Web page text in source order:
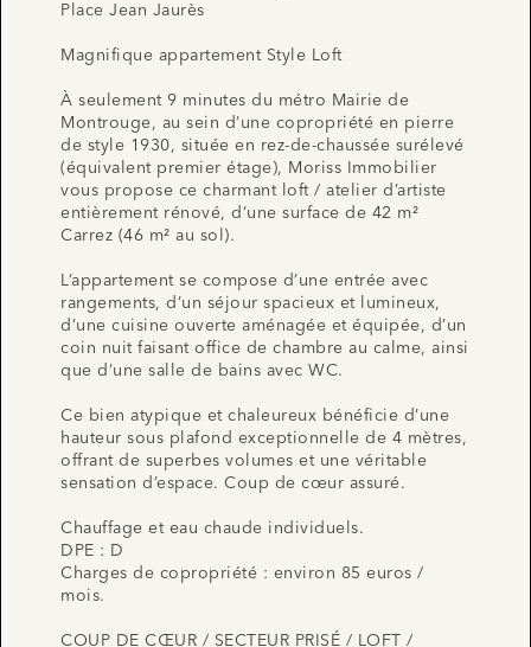
Place Jean Jaurès
Magnifique appartement Style Loft
À seulement 9 minutes du métro Mairie de
Montrouge, au sein d’une copropriété en pierre
de style 1930, située en rez-de-chaussée surélevé
(équivalent premier étage), Moriss Immobilier
vous propose ce charmant loft / atelier d’artiste
entièrement rénové, d’une surface de 42 m²
Carrez (46 m² au sol).
L’appartement se compose d’une entrée avec
rangements, d’un séjour spacieux et lumineux,
d’une cuisine ouverte aménagée et équipée, d’un
coin nuit faisant office de chambre au calme, ainsi
que d’une salle de bains avec WC.
Ce bien atypique et chaleureux bénéficie d’une
hauteur sous plafond exceptionnelle de 4 mètres,
offrant de superbes volumes et une véritable
sensation d’espace. Coup de cœur assuré.
Chauffage et eau chaude individuels.
DPE : D
Charges de copropriété : environ 85 euros /
mois.
COUP DE CŒUR / SECTEUR PRISÉ / LOFT /